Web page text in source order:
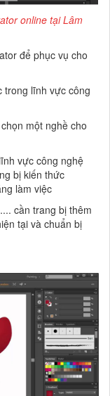
online tại Lâm
để phục vụ cho
trong lĩnh vực công
một nghề cho
vực công nghệ
bị kiến thức
làm việc
cần trang bị thêm
tại và chuẩn bị